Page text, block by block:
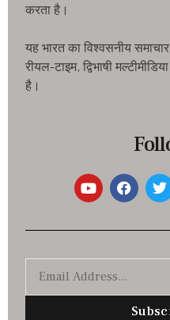
करता है।
यह भारत का विश्वसनीय
रीयल-टाइम, द्विभाषी
है।